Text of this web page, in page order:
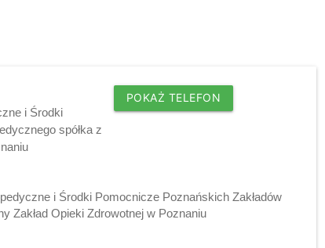
i Środki
spółka z
POKAŻ TELEFON
i Środki Pomocnicze Poznańskich Zakładów
Zakład Opieki Zdrowotnej w Poznaniu